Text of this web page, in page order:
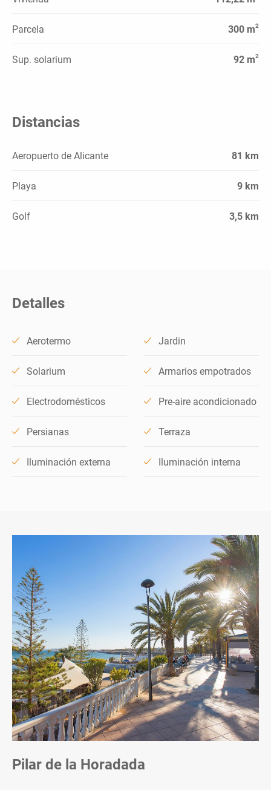
Parcela 300 m2
Sup. solarium 92 m2
Distancias
Aeropuerto de Alicante 81 km
Playa 9 km
Golf 3,5 km
Detalles
Aerotermo Jardin
Solarium Armarios empotrados
Electrodomésticos Pre-aire acondicionado
Persianas Terraza
Iluminación externa Iluminación interna
Pilar de la Horadada